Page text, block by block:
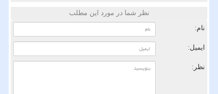
نظر شما در مورد این مطلب
نام:
ایمیل:
نظر: